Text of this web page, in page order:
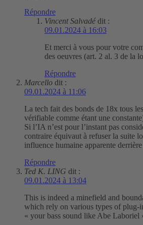
Répondre
Vincent Salvadé dit :
09.01.2024 à 16:03
Et merci à vous pour votre
des oeuvres (art. 2 al. 3 de la
Répondre
Marcello dit :
09.01.2024 à 11:06
La tech fait des bonds de 18x tous
vérifiable comme étant une
Si l’IA n’est pour l’instant pas
contraire équivaut à refuser la suite
influence humaine apparente
Répondre
Ted K. LING dit :
09.01.2024 à 13:04
This is indeed a minefield and
which rely on various types of plug-
« your bass sound like Abe Laboriel